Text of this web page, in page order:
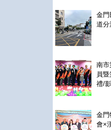
金門
道分
南市
員
禮/
金門
會×